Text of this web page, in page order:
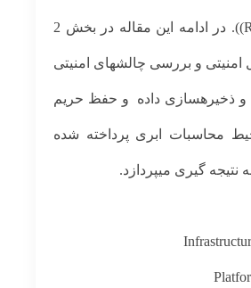
در ادامه این مقاله در بخش 2
و بررسی چالشهای امنیتی
و ذخیره­سازی داده و حفظ حریم
محاسبات ابری پرداخته شده